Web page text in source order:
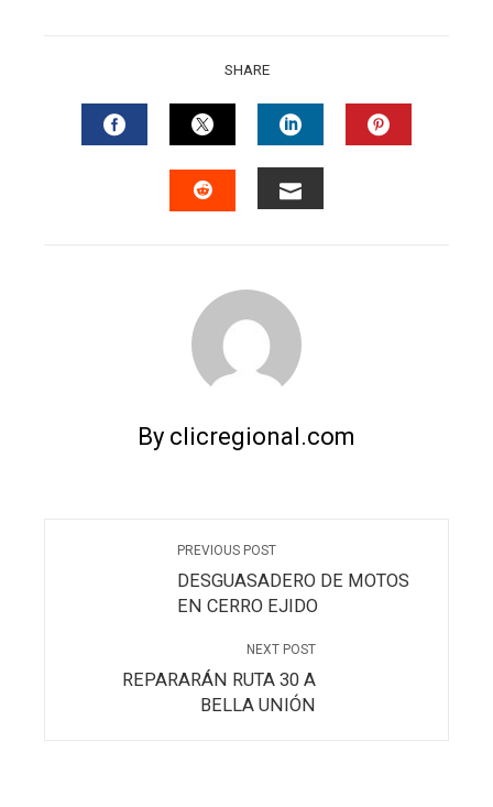
SHARE
FACEBOOKTWITTERLINKEDIN
By clicregional.com
PREVIOUS POST
DESGUASADERO DE MOTOS
EN CERRO EJIDO
NEXT POST
REPARARÁN RUTA 30 A
BELLA UNIÓN